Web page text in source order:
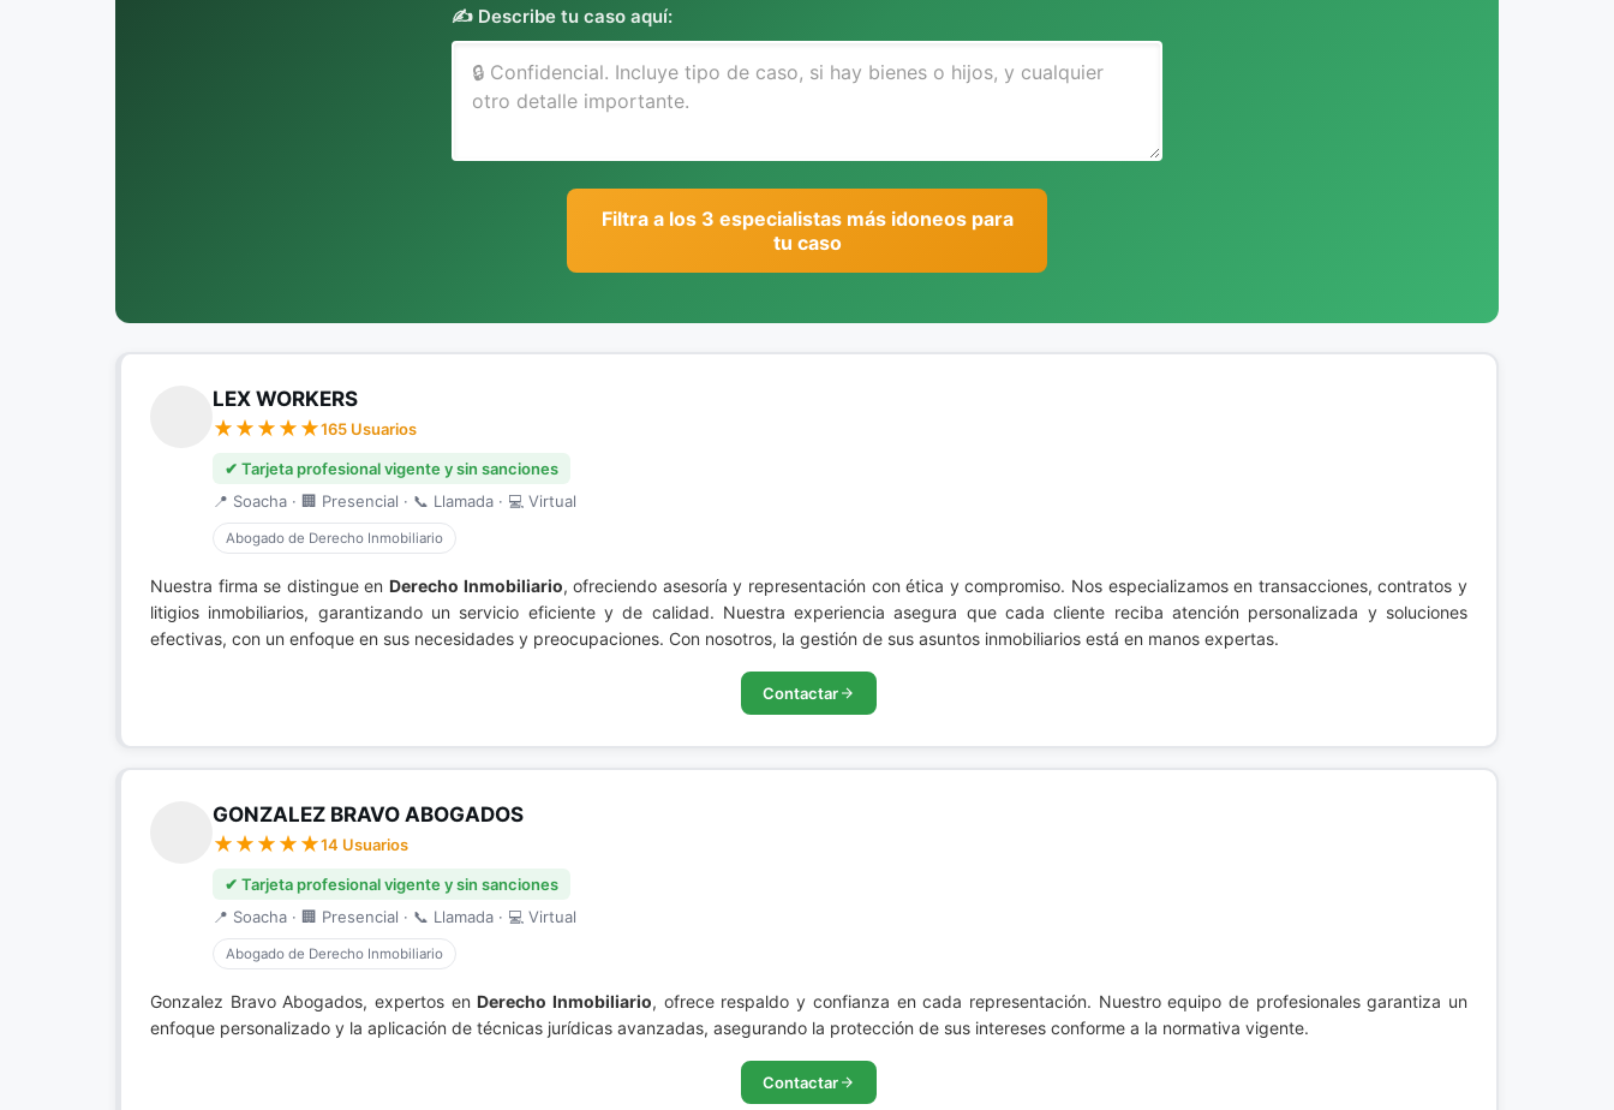
✍️ Describe tu caso aquí:
Filtra a los 3 especialistas más idoneos para
tu caso
LEX WORKERS
165 Usuarios
✔ Tarjeta profesional vigente y sin sanciones
📍 Soacha · 🏢 Presencial · 📞 Llamada · 💻 Virtual
Abogado de Derecho Inmobiliario
Nuestra firma se distingue en Derecho Inmobiliario, ofreciendo asesoría y representación con ética y compromiso. Nos especializamos en transacciones, contratos y
litigios inmobiliarios, garantizando un servicio eficiente y de calidad. Nuestra experiencia asegura que cada cliente reciba atención personalizada y soluciones
efectivas, con un enfoque en sus necesidades y preocupaciones. Con nosotros, la gestión de sus asuntos inmobiliarios está en manos expertas.
Contactar
GONZALEZ BRAVO ABOGADOS
14 Usuarios
✔ Tarjeta profesional vigente y sin sanciones
📍 Soacha · 🏢 Presencial · 📞 Llamada · 💻 Virtual
Abogado de Derecho Inmobiliario
Gonzalez Bravo Abogados, expertos enDerecho Inmobiliario, ofrece respaldo y confianza en cada representación. Nuestro equipo de profesionales garantiza un
enfoque personalizado y la aplicación de técnicas jurídicas avanzadas, asegurando la protección de sus intereses conforme a la normativa vigente.
Contactar